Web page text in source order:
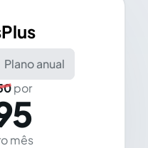
Plano anual
por
mês